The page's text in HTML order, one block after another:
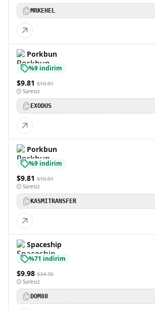
MRKEHEL
Porkbun
%9 indirim
$9.81 $10.81
Süresiz
EXODUS
Porkbun
%9 indirim
$9.81 $10.81
Süresiz
KASMITRANSFER
Spaceship
%71 indirim
$9.98 $34.36
Süresiz
DOM80